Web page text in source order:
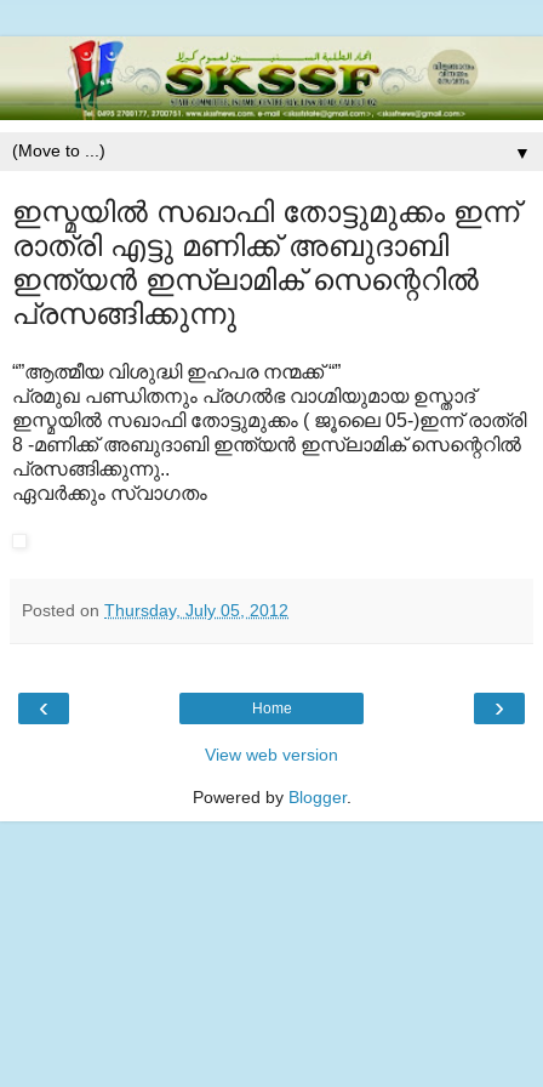
▼
ഇസ്മയില്‍ സഖാഫി തോട്ടുമുക്കം ഇന്ന്
രാത്രി എട്ടു മണിക്ക് അബുദാബി
ഇന്ത്യന്‍ ഇസ്ലാമിക്‌ സെന്റെറില്‍
പ്രസങ്ങിക്കുന്നു
“”ആത്മീയ വിശുദ്ധി ഇഹപര നന്മക്ക് “”
പ്രമുഖ പണ്ഡിതനും പ്രഗല്‍ഭ വാഗ്മിയുമായ ഉസ്താദ്‌
ഇസ്മയില്‍ സഖാഫി തോട്ടുമുക്കം ( ജൂലൈ 05-)ഇന്ന് രാത്രി
8 -മണിക്ക് അബുദാബി ഇന്ത്യന്‍ ഇസ്ലാമിക്‌ സെന്റെറില്‍
പ്രസങ്ങിക്കുന്നു..
ഏവര്‍ക്കും സ്വാഗതം
Posted on Thursday, July 05, 2012
‹ ›
Home
View web version
Powered by Blogger.